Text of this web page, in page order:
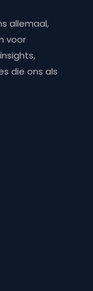
allemaal,
voor
die ons als